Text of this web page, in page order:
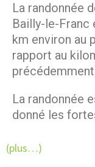
La randonnée
Bailly-le-Franc
km environ au
rapport au
La randonnée
donné les
(plus…)